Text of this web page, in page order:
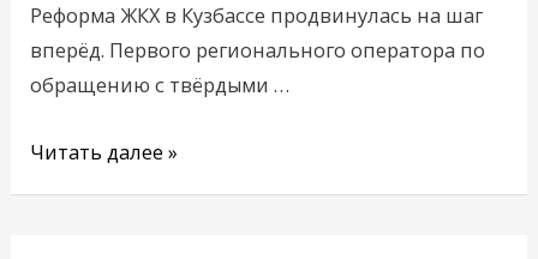
Реформа ЖКХ в Кузбассе продвинулась на шаг
вперёд. Первого регионального оператора по
обращению с твёрдыми …
Читать далее »